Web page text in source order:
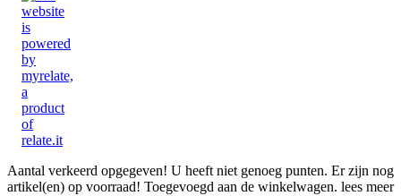
Aantal verkeerd opgegeven! U heeft niet genoeg punten. Er zijn nog
artikel(en) op voorraad! Toegevoegd aan de winkelwagen. lees meer